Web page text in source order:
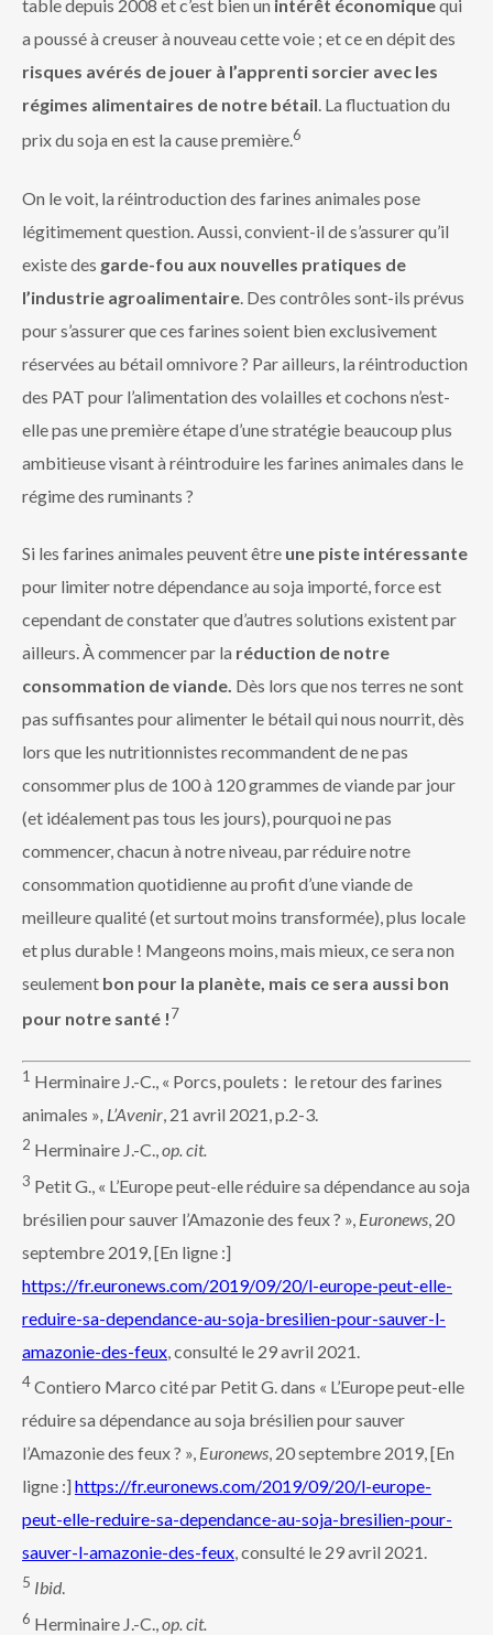
table depuis 2008 et c’est bien un intérêt économiquequi
a poussé à creuser à nouveau cette voie ; et ce en dépit des
risques avérés de jouer à l’apprenti sorcier avec les
régimes alimentaires de notre bétail. La fluctuation du
prix du soja en est la cause première.6
On le voit, la réintroduction des farines animales pose
légitimement question. Aussi, convient-il de s’assurer qu’il
existe des garde-fou aux nouvelles pratiques de
l’industrie agroalimentaire. Des contrôles sont-ils prévus
pour s’assurer que ces farines soient bien exclusivement
réservées au bétail omnivore ? Par ailleurs, la réintroduction
des PAT pour l’alimentation des volailles et cochons n’est-
elle pas une première étape d’une stratégie beaucoup plus
ambitieuse visant à réintroduire les farines animales dans le
régime des ruminants ?
Si les farines animales peuvent être une piste intéressante
pour limiter notre dépendance au soja importé, force est
cependant de constater que d’autres solutions existent par
ailleurs. À commencer par la réduction de notre
consommation de viande. Dès lors que nos terres ne sont
pas suffisantes pour alimenter le bétail qui nous nourrit, dès
lors que les nutritionnistes recommandent de ne pas
consommer plus de 100 à 120 grammes de viande par jour
(et idéalement pas tous les jours), pourquoi ne pas
commencer, chacun à notre niveau, par réduire notre
consommation quotidienne au profit d’une viande de
meilleure qualité (et surtout moins transformée), plus locale
et plus durable ! Mangeons moins, mais mieux, ce sera non
seulement bon pour la planète, mais ce sera aussi bon
pour notre santé !7
1 Herminaire J.-C., « Porcs, poulets : le retour des farines
animales », L’Avenir, 21 avril 2021, p.2-3.
2 Herminaire J.-C.,op. cit.
3 Petit G., « L’Europe peut-elle réduire sa dépendance au soja
brésilien pour sauver l’Amazonie des feux ? », Euronews, 20
septembre 2019, [En ligne :]
https://fr.euronews.com/2019/09/20/l-europe-peut-elle-
reduire-sa-dependance-au-soja-bresilien-pour-sauver-l-
amazonie-des-feux, consulté le 29 avril 2021.
4Contiero Marco cité par Petit G. dans « L’Europe peut-elle
réduire sa dépendance au soja brésilien pour sauver
l’Amazonie des feux ? », Euronews, 20 septembre 2019, [En
ligne :] https://fr.euronews.com/2019/09/20/l-europe-
peut-elle-reduire-sa-dependance-au-soja-bresilien-pour-
sauver-l-amazonie-des-feux, consulté le 29 avril 2021.
5 Ibid.
6 Herminaire J.-C.,op. cit.